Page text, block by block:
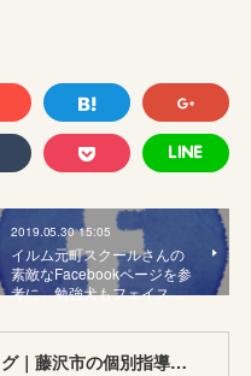
2019.05.30 15:05
イルム元町スクールさんの
素敵なFacebookページを参
考に、勉強犬もフェイス…
「第二の家」ブログ｜藤沢市の個別指導塾のお話